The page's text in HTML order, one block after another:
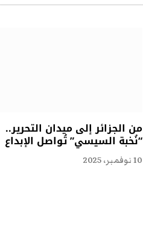
من الجزائر إلى ميدان التحرير..
“نُخبة السيسي” تُواصل الإبداع
10 نوفمبر، 2025